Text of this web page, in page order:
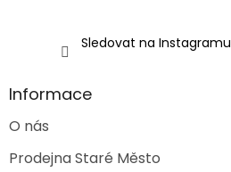
Sledovat na Instagramu
Informace
O nás
Prodejna Staré Město